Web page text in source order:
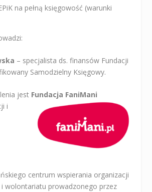
na pełną księgowość (warunki
– specjalista ds. finansów Fundacji
Samodzielny Księgowy.
jest Fundacja FaniMani
i
centrum wspierania organizacji
wolontariatu prowadzonego przez